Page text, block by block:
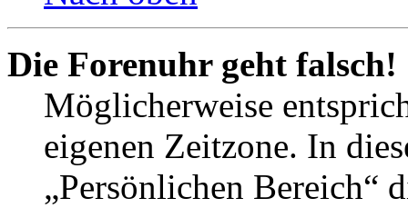
Die Forenuhr geht falsch!
Möglicherweise
eigenen Zeitzone. In
„Persönlichen Bereich“